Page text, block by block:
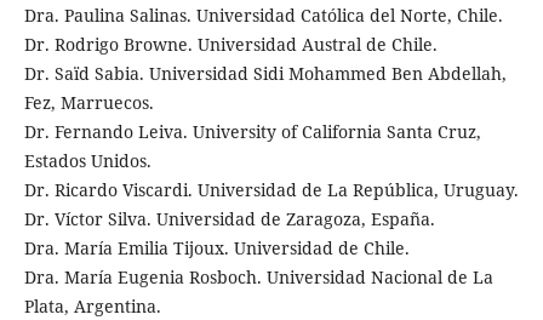
Dra. Paulina Salinas. Universidad Católica del Norte, Chile.
Dr. Rodrigo Browne. Universidad Austral de Chile.
Dr. Saïd Sabia. Universidad Sidi Mohammed Ben Abdellah,
Fez, Marruecos.
Dr. Fernando Leiva. University of California Santa Cruz,
Estados Unidos.
Dr. Ricardo Viscardi. Universidad de La República, Uruguay.
Dr. Víctor Silva. Universidad de Zaragoza, España.
Dra. María Emilia Tijoux. Universidad de Chile.
Dra. María Eugenia Rosboch. Universidad Nacional de La
Plata, Argentina.